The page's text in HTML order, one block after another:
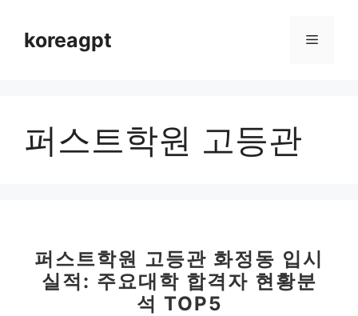
koreagpt 메
퍼스트학원 고등관
퍼스트학원 고등관 화정동 입시
실적: 주요대학 합격자 현황분
석 TOP5